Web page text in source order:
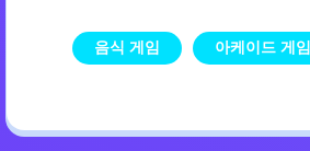
음식 게임 아케이드 게임